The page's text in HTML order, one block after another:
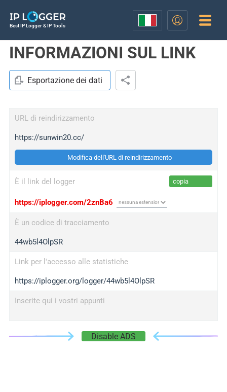
Best IP Logger & IP Tools
INFORMAZIONI SUL LINK
Esportazione dei dati
URL di reindirizzamento
https://sunwin20.cc/
Modifica dell'URL di reindirizzamento
È il link del logger copia
https://iplogger.com/2znBa6
È un codice di tracciamento
44wb5l4OlpSR
Link per l'accesso alle statistiche
https://iplogger.org/logger/44wb5l4OlpSR
Inserite qui i vostri appunti
Disable ADS